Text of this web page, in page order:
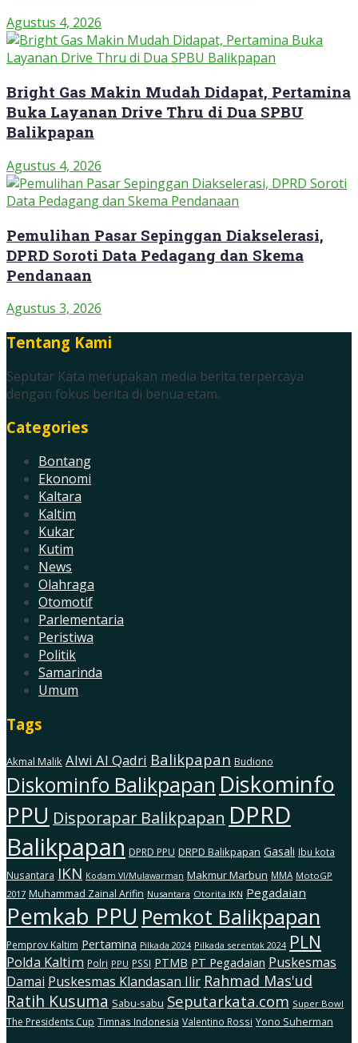
Agustus 4, 2026
Bright Gas Makin Mudah Didapat, Pertamina
Buka Layanan Drive Thru di Dua SPBU
Balikpapan
Agustus 4, 2026
Pemulihan Pasar Sepinggan Diakselerasi,
DPRD Soroti Data Pedagang dan Skema
Pendanaan
Agustus 3, 2026
Tentang Kami
Seputar Kata merupakan media berita terpercaya
dengan fokus berita di benua etam.
Categories
Bontang
Ekonomi
Kaltara
Kaltim
Kukar
Kutim
News
Olahraga
Otomotif
Parlementaria
Peristiwa
Politik
Samarinda
Umum
Tags
Akmal Malik Alwi Al Qadri Balikpapan Budiono
Diskominfo Balikpapan Diskominfo
PPU Disporapar Balikpapan DPRD
Balikpapan DPRD PPU DRPD Balikpapan Gasali Ibu kota
Nusantara IKN Kodam Vl/Mulawarman Makmur Marbun MMA MotoGP
2017 Muhammad Zainal Arifin Nusantara Otorita IKN Pegadaian
Pemkab PPU Pemkot Balikpapan
Pemprov Kaltim Pertamina Pilkada 2024 Pilkada serentak 2024 PLN
Polda Kaltim Polri PPU PSSI PTMB PT Pegadaian Puskesmas
Damai Puskesmas Klandasan Ilir Rahmad Mas'ud
Ratih Kusuma Sabu-sabu Seputarkata.com Super Bowl
The Presidents Cup Timnas Indonesia Valentino Rossi Yono Suherman